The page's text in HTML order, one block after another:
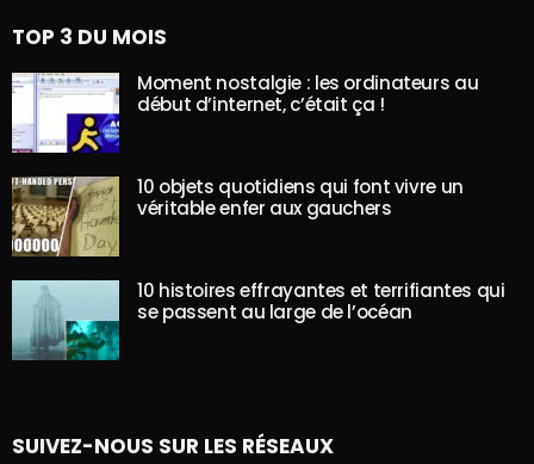
TOP 3 DU MOIS
Moment nostalgie : les ordinateurs au
début d’internet, c’était ça !
10 objets quotidiens qui font vivre un
véritable enfer aux gauchers
10 histoires effrayantes et terrifiantes qui
se passent au large de l’océan
SUIVEZ-NOUS SUR LES RÉSEAUX